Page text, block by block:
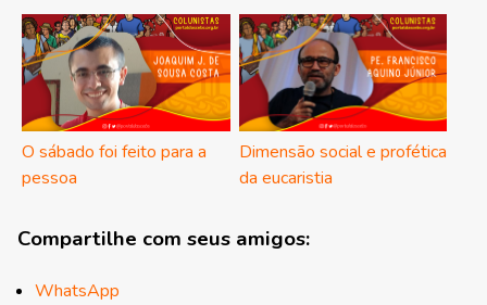
O sábado foi feito para a
pessoa
Dimensão social e profética
da eucaristia
Compartilhe com seus amigos:
WhatsApp